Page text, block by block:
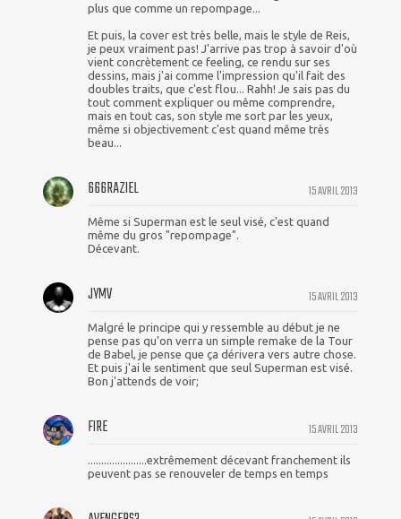
plus que comme un repompage...
Et puis, la cover est très belle, mais le style de Reis,
je peux vraiment pas! J'arrive pas trop à savoir d'où
vient concrètement ce feeling, ce rendu sur ses
dessins, mais j'ai comme l'impression qu'il fait des
doubles traits, que c'est flou... Rahh! Je sais pas du
tout comment expliquer ou même comprendre,
mais en tout cas, son style me sort par les yeux,
même si objectivement c'est quand même très
beau...
15 AVRIL 2013
666RAZIEL
Même si Superman est le seul visé, c'est quand
même du gros "repompage".
Décevant.
15 AVRIL 2013
JYMV
Malgré le principe qui y ressemble au début je ne
pense pas qu'on verra un simple remake de la Tour
de Babel, je pense que ça dérivera vers autre chose.
Et puis j'ai le sentiment que seul Superman est visé.
Bon j'attends de voir;
15 AVRIL 2013
FIRE
......................extrêmement décevant franchement ils
peuvent pas se renouveler de temps en temps